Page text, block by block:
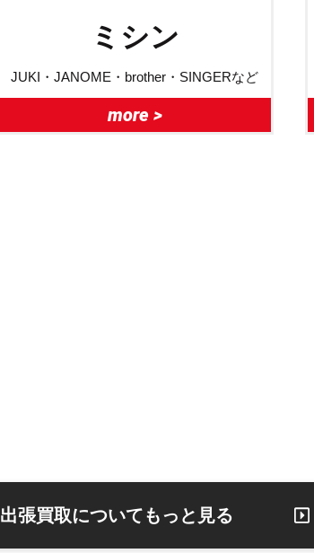
ミシン
JUKI・JANOME・brother・SINGERなど
more >
出張買取についてもっと見る